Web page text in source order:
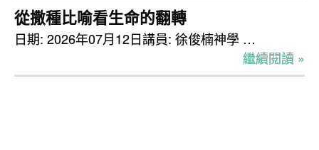
從撒種比喻看生命的翻轉
日期: 2026年07月12日講員: 徐俊楠神學 …
繼續閱讀 »